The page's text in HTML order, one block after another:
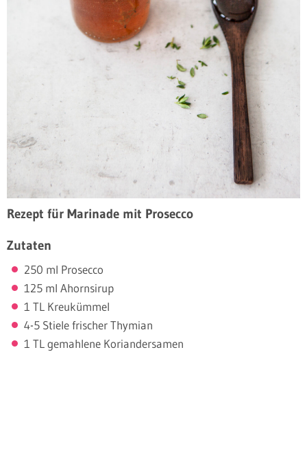
Rezept für Marinade mit Prosecco
Zutaten
250 ml Prosecco
125 ml Ahornsirup
1 TL Kreukümmel
4-5 Stiele frischer Thymian
1 TL gemahlene Koriandersamen